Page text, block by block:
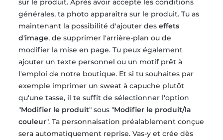
sur le produit. Après avoir accepté les conditions
générales, ta photo apparaîtra sur le produit. Tu as
maintenant la possibilité d'ajouter deseffets
d'image, de supprimer l'arrière-plan ou de
modifier la mise en page. Tu peux également
ajouter un texte personnel ou un motif prêt à
l'emploi de notre boutique. Et si tu souhaites par
exemple imprimer un sweat à capuche plutôt
qu'une tasse, il te suffit de sélectionner l'option
"Modifier le produit" sous "Modifier le produit/la
couleur". Ta personnaisation préalablement conçue
sera automatiquement reprise. Vas-y et crée dès